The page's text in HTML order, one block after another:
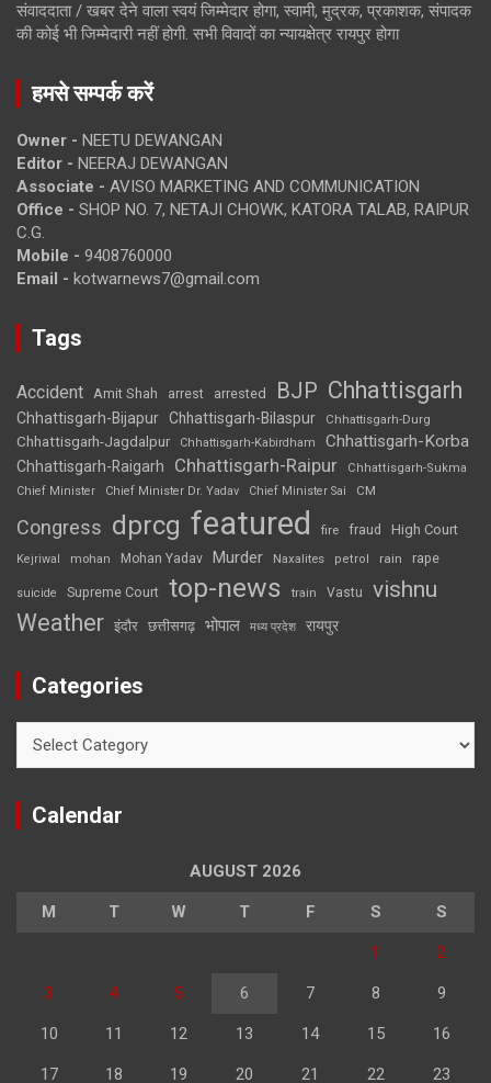
संवाददाता / खबर देने वाला स्वयं जिम्मेदार होगा, स्वामी, मुद्रक, प्रकाशक, संपादक
की कोई भी जिम्मेदारी नहीं होगी. सभी विवादों का न्यायक्षेत्र रायपुर होगा
हमसे सम्पर्क करें
Owner - NEETU DEWANGAN
Editor - NEERAJ DEWANGAN
Associate - AVISO MARKETING AND COMMUNICATION
Office - SHOP NO. 7, NETAJI CHOWK, KATORA TALAB, RAIPUR
C.G.
Mobile - 9408760000
Email - kotwarnews7@gmail.com
Tags
Accident Amit Shah arrest arrested BJP Chhattisgarh
Chhattisgarh-Bijapur Chhattisgarh-Bilaspur Chhattisgarh-Durg
Chhattisgarh-Jagdalpur Chhattisgarh-Kabirdham Chhattisgarh-Korba
Chhattisgarh-Raigarh Chhattisgarh-Raipur
Chhattisgarh-Sukma
Chief Minister
Chief Minister Dr. Yadav Chief Minister Sai CM
Congress dprcg featured fire fraud High Court
Kejriwal mohan Mohan Yadav Murder Naxalites petrol rain rape
suicide Supreme Court top-news train Vastu vishnu
Weather इंदौर छत्तीसगढ़ भोपाल मध्य प्रदेश रायपुर
Categories
Calendar
AUGUST 2026
M T W T F S S
1 2
3 4 5 6 7 8 9
10 11 12 13 14 15 16
17 18 19 20 21 22 23